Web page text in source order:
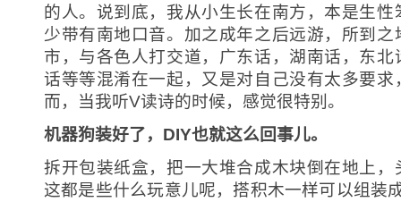
的人。说到底，我从小生长在南方，本是生
少带有南地口音。加之成年之后远游，所到
市，与各色人打交道，广东话，湖南话，东
话等等混淆在一起，又是对自己没有太多要
而，当我听V读诗的时候，感觉很特别。
机器狗装好了，DIY也就这么回事儿。
拆开包装纸盒，把一大堆合成木块倒在地上
这都是些什么玩意儿呢，搭积木一样可以组装